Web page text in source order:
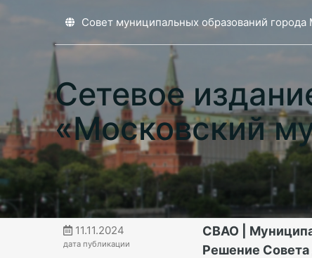
Совет муниципальных образований города
Сетевое
«Московский
11.11.2024
дата публикации
СВАО |
Решение Совета